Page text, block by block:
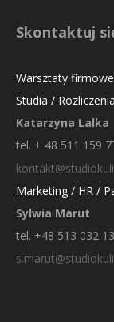
Skontaktuj
Warsztaty
Studia /
Katarzyna Lalka
tel. + 48 511 159
Marketing / HR /
Sylwia Marut
tel. +48 513 032